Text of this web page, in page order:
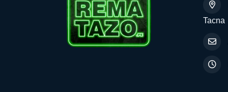
Tacna